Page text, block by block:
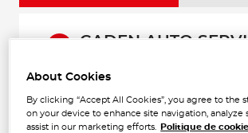
567 m
CADEN AUTO
56220 CADEN
18:30
Téléphone
About Cookies
By clicking “Accept All Cookies”, you agree to the
on your device to enhance site navigation, analyze
assist in our marketing efforts.
Politique de